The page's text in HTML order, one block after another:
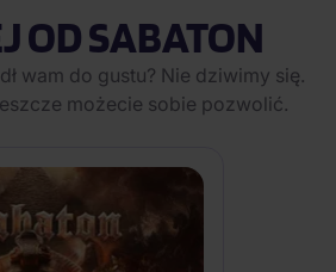
OD SABATON
wam do gustu? Nie dziwimy się.
możecie sobie pozwolić.